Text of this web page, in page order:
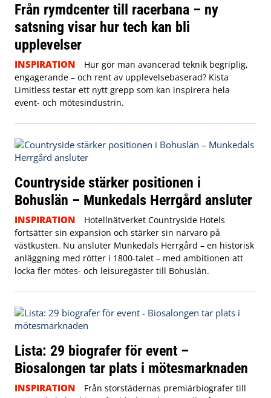
Från rymdcenter till racerbana – ny
satsning visar hur tech kan bli
upplevelser
INSPIRATION
Hur gör man avancerad teknik begriplig,
engagerande – och rent av upplevelsebaserad? Kista
Limitless testar ett nytt grepp som kan inspirera hela
event- och mötesindustrin.
Countryside stärker positionen i
Bohuslän – Munkedals Herrgård ansluter
INSPIRATION
Hotellnätverket Countryside Hotels
fortsätter sin expansion och stärker sin närvaro på
västkusten. Nu ansluter Munkedals Herrgård – en historisk
anläggning med rötter i 1800-talet – med ambitionen att
locka fler mötes- och leisuregäster till Bohuslän.
Lista: 29 biografer för event –
Biosalongen tar plats i mötesmarknaden
INSPIRATION
Från storstädernas premiärbiografer till